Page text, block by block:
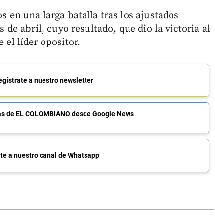
en una larga batalla tras los ajustados
de abril, cuyo resultado, que dio la victoria al
el líder opositor.
a nuestro newsletter
de EL COLOMBIANO desde Google News
a nuestro canal de Whatsapp